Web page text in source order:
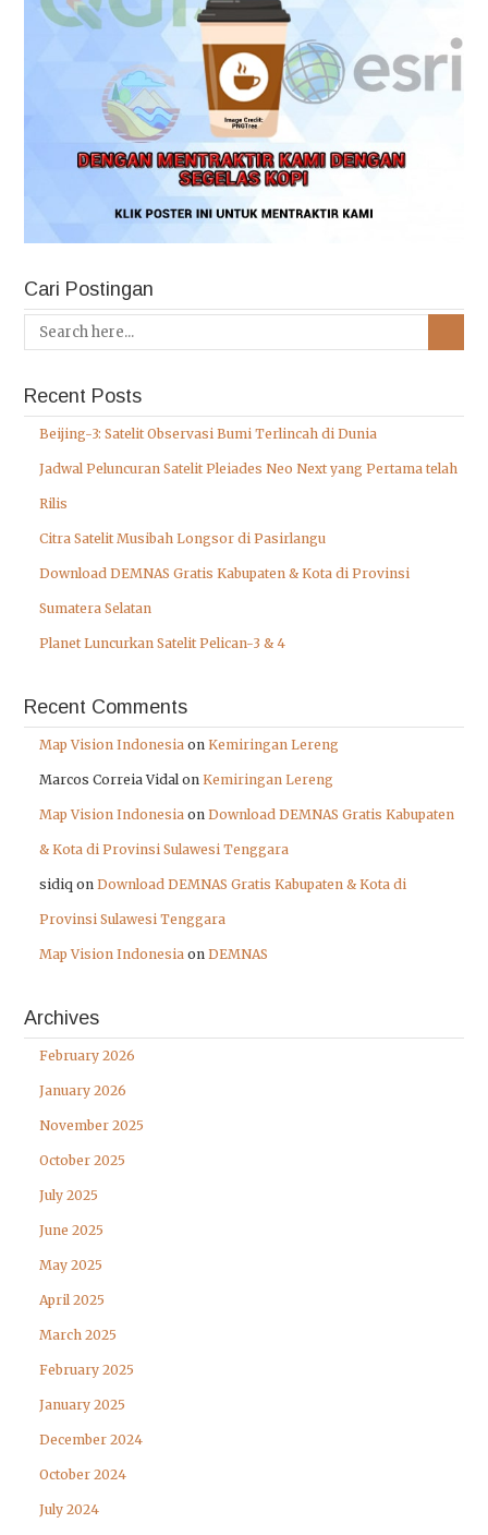
Cari Postingan
Recent Posts
Beijing-3: Satelit Observasi Bumi Terlincah di Dunia
Jadwal Peluncuran Satelit Pleiades Neo Next yang Pertama telah
Rilis
Citra Satelit Musibah Longsor di Pasirlangu
Download DEMNAS Gratis Kabupaten & Kota di Provinsi
Sumatera Selatan
Planet Luncurkan Satelit Pelican-3 & 4
Recent Comments
Map Vision Indonesia onKemiringan Lereng
Marcos Correia Vidal onKemiringan Lereng
Map Vision Indonesia onDownload DEMNAS Gratis Kabupaten
& Kota di Provinsi Sulawesi Tenggara
sidiq onDownload DEMNAS Gratis Kabupaten & Kota di
Provinsi Sulawesi Tenggara
Map Vision Indonesia onDEMNAS
Archives
February 2026
January 2026
November 2025
October 2025
July 2025
June 2025
May 2025
April 2025
March 2025
February 2025
January 2025
December 2024
October 2024
July 2024